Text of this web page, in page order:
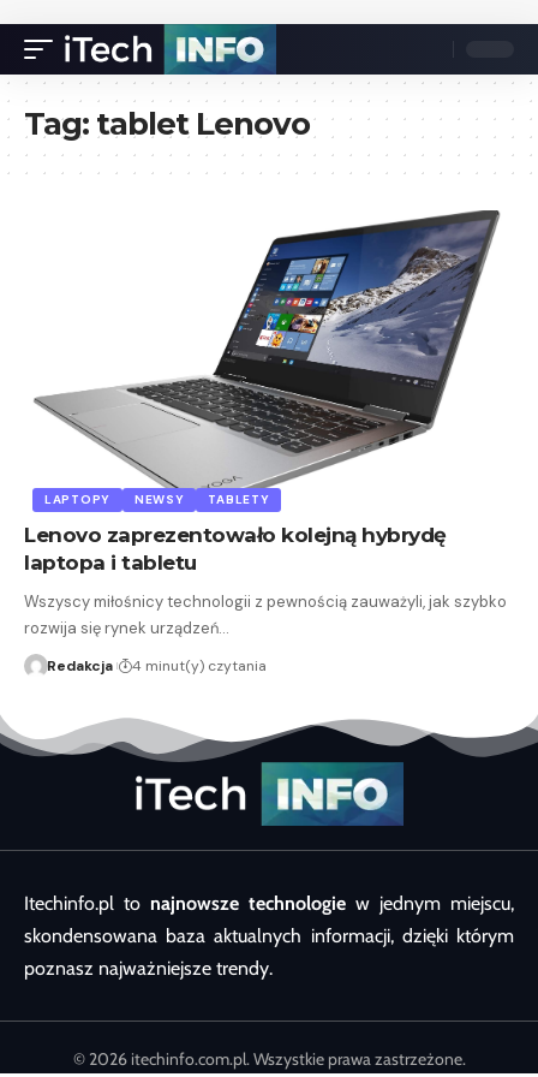
Tag: tablet Lenovo
LAPTOPY NEWSY TABLETY
Lenovo zaprezentowało kolejną hybrydę
laptopa i tabletu
Wszyscy miłośnicy technologii z pewnością zauważyli, jak szybko
rozwija się rynek urządzeń…
Redakcja 4 minut(y) czytania
Itechinfo.pl to najnowsze technologie w jednym miejscu,
skondensowana baza aktualnych informacji, dzięki którym
poznasz najważniejsze trendy.
© 2026 itechinfo.com.pl. Wszystkie prawa zastrzeżone.